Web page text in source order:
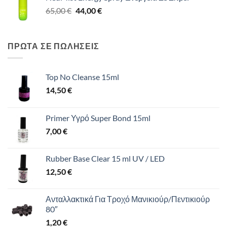
65,00 €.είναι:
65,00€ Original
65,00 €.
44,00€Η
ΠΡΩΤΑ ΣΕ ΠΩΛΗΣΕΙΣ
Top No Cleanse 15ml
14,50€
Primer Υγρό Super Bond 15ml
7,00€
Rubber Base Clear 15 ml UV / LED
12,50€
Ανταλλακτικά Για Τροχό Μανικιούρ/Πεντικιούρ
80″
1,20€